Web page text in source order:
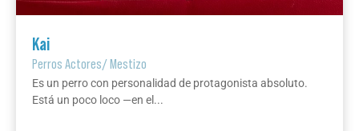
Kai
Perros Actores/Mestizo
Es un perro con personalidad de protagonista absoluto.
Está un poco loco —en el...